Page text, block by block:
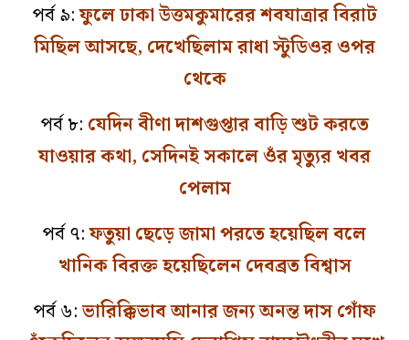
পর্ব ৯:ফুলে ঢাকা উত্তমকুমারের শবযাত্রার বিরাট
মিছিল আসছে, দেখেছিলাম রাধা স্টুডিওর ওপর
থেকে
পর্ব ৮: যেদিন বীণা দাশগুপ্তার বাড়ি শুট করতে
যাওয়ার কথা, সেদিনই সকালে ওঁর মৃত্যুর খবর
পেলাম
পর্ব ৭:ফতুয়াছেড়ে জামা পরতে হয়েছিল বলে
খানিক বিরক্ত হয়েছিলেন দেবব্রত বিশ্বাস
পর্ব ৬:ভারিক্কিভাব আনার জন্য অনন্ত দাস গোঁফ